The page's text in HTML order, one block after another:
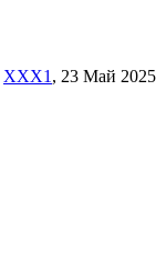
XXX1 , 23 Май 2025